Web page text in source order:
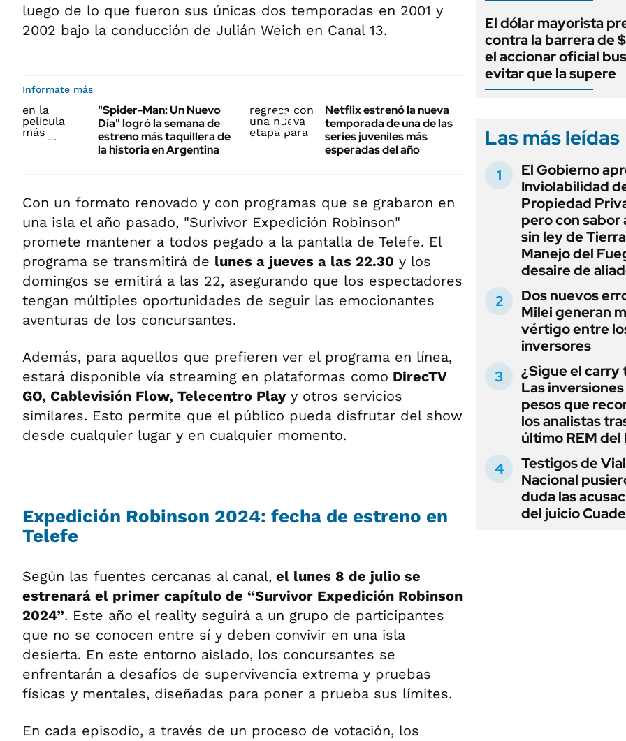
luego de lo que fueron sus únicas dos temporadas en 2001 y
2002 bajo la conducción de Julián Weich en Canal 13.
Informate más
"Spider-Man: Un Nuevo
Día" logró la semana de
estreno más taquillera de
la historia en Argentina
Netflix estrenó la nueva
temporada de una de las
series juveniles más
esperadas del año
Con un formato renovado y con programas que se grabaron en
una isla el año pasado, "Surivivor Expedición Robinson"
promete mantener a todos pegado a la pantalla de Telefe. El
programa se transmitirá de lunes a jueves a las 22.30 y los
domingos se emitirá a las 22, asegurando que los espectadores
tengan múltiples oportunidades de seguir las emocionantes
aventuras de los concursantes.
Además, para aquellos que prefieren ver el programa en línea,
estará disponible vía streaming en plataformas como DirecTV
GO, Cablevisión Flow, Telecentro Playy otros servicios
similares. Esto permite que el público pueda disfrutar del show
desde cualquier lugar y en cualquier momento.
Expedición Robinson 2024: fecha de estreno en
Telefe
Según las fuentes cercanas al canal, el lunes 8 de julio se
estrenará el primer capítulo de “Survivor Expedición Robinson
2024”. Este año el reality seguirá a un grupo de participantes
que no se conocen entre sí y deben convivir en una isla
desierta. En este entorno aislado, los concursantes se
enfrentarán a desafíos de supervivencia extrema y pruebas
físicas y mentales, diseñadas para poner a prueba sus límites.
En cada episodio, a través de un proceso de votación, los
El dólar mayorista
contra la barrera de
el accionar oficial
evitar que la supere
Las más leídas
El Gobierno
Inviolabilidad
Propiedad
pero con sabor
sin ley de
Manejo del
desaire de
Dos nuevos
Milei generan
vértigo entre
inversores
¿Sigue el carry
Las
pesos que
los analistas
último REM del
Testigos de
Nacional
duda las
del juicio